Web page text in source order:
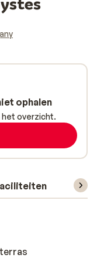
ophalen
het overzicht.